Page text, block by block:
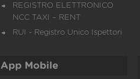
REGISTRO ELETTRONICO
NCC TAXI – RENT
RUI - Registro Unico Ispettori
App Mobile